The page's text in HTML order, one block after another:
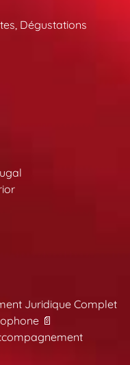
Dégustations
Juridique Complet
📄